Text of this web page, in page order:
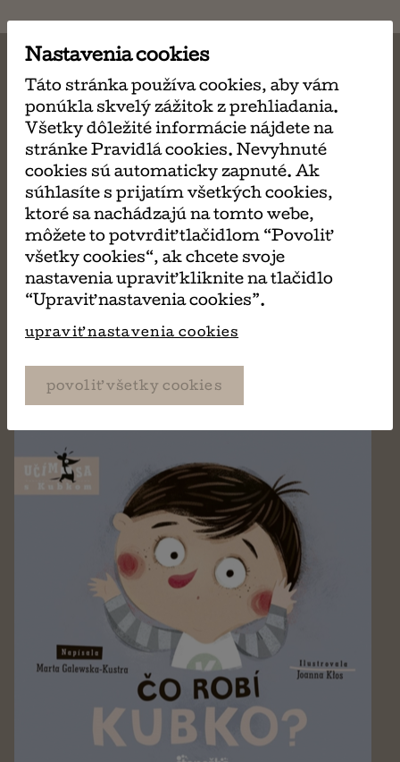
MÔŽE SA VÁM TIEŽ
PÁČIŤ
Šup Šup
Ľudmila Mičianová
Nastavenia cookies
Táto stránka používa cookies, aby vám
ponúkla skvelý zážitok z prehliadania.
Všetky dôležité informácie nájdete na
stránke Pravidlá cookies. Nevyhnuté
cookies sú automaticky zapnuté. Ak
súhlasíte s prijatím všetkých cookies,
ktoré sa nachádzajú na tomto webe,
môžete to potvrdiť tlačidlom “Povoliť
všetky cookies“, ak chcete svoje
nastavenia upraviť kliknite na tlačidlo
“Upraviť nastavenia cookies”.
upraviť nastavenia cookies
povoliť všetky cookies